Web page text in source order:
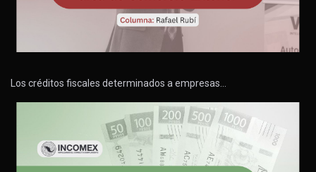
Los créditos fiscales determinados a empresas…